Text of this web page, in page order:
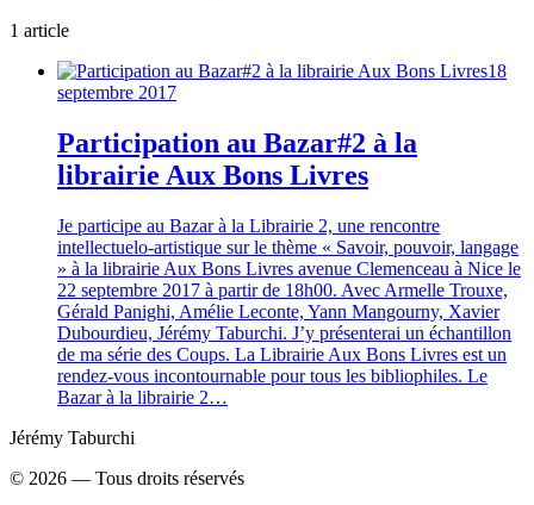
1 article
18
septembre 2017
Participation au Bazar#2 à la
librairie Aux Bons Livres
Je participe au Bazar à la Librairie 2, une rencontre
intellectuelo-artistique sur le thème « Savoir, pouvoir, langage
» à la librairie Aux Bons Livres avenue Clemenceau à Nice le
22 septembre 2017 à partir de 18h00. Avec Armelle Trouxe,
Gérald Panighi, Amélie Leconte, Yann Mangourny, Xavier
Dubourdieu, Jérémy Taburchi. J’y présenterai un échantillon
de ma série des Coups. La Librairie Aux Bons Livres est un
rendez-vous incontournable pour tous les bibliophiles. Le
Bazar à la librairie 2…
Jérémy Taburchi
© 2026 — Tous droits réservés